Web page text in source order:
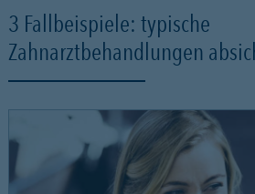
3 Fallbeispiele: typische
Zahnarztbehandlungen